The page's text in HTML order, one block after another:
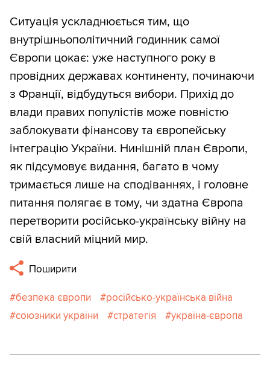
Ситуація ускладнюється тим, що
внутрішньополітичний годинник самої
Європи цокає: уже наступного року в
провідних державах континенту, починаючи
з Франції, відбудуться вибори. Прихід до
влади правих популістів може повністю
заблокувати фінансову та європейську
інтеграцію України. Нинішній план Європи,
як підсумовує видання, багато в чому
тримається лише на сподіваннях, і головне
питання полягає в тому, чи здатна Європа
перетворити російсько-українську війну на
свій власний міцний мир.
Поширити
безпека європи
російсько-українська війна
союзники україни
стратегія україна-європа